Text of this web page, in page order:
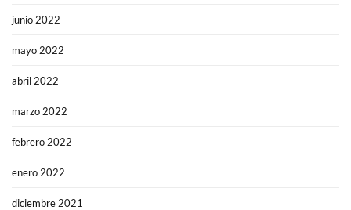
junio 2022
mayo 2022
abril 2022
marzo 2022
febrero 2022
enero 2022
diciembre 2021